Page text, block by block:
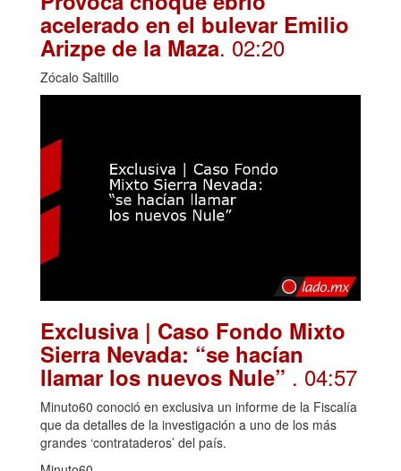
acelerado en el bulevar Emilio
Arizpe de la Maza. 02:20
Zócalo Saltillo
Exclusiva | Caso Fondo Mixto
Sierra Nevada: “se hacían
llamar los nuevos Nule” . 04:57
Minuto60 conoció en exclusiva un informe de la Fiscalía
que da detalles de la investigación a uno de los más
grandes ‘contrataderos’ del país.